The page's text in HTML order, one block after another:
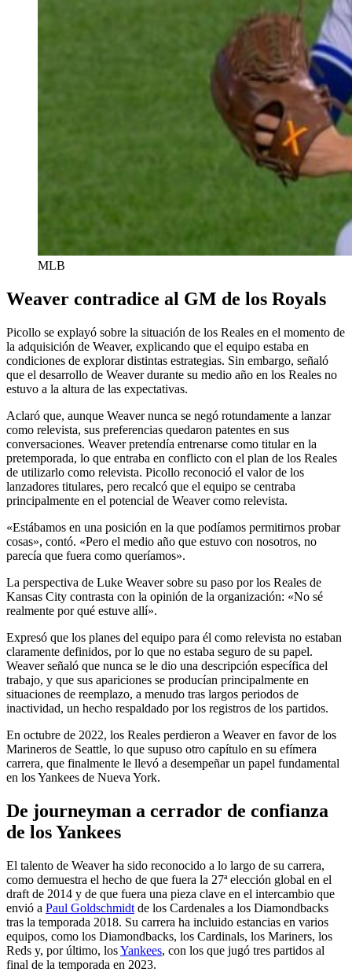
MLB
Weaver contradice al GM de los Royals
Picollo se explayó sobre la situación de los Reales en el momento de
la adquisición de Weaver, explicando que el equipo estaba en
condiciones de explorar distintas estrategias. Sin embargo, señaló
que el desarrollo de Weaver durante su medio año en los Reales no
estuvo a la altura de las expectativas.
Aclaró que, aunque Weaver nunca se negó rotundamente a lanzar
como relevista, sus preferencias quedaron patentes en sus
conversaciones. Weaver pretendía entrenarse como titular en la
pretemporada, lo que entraba en conflicto con el plan de los Reales
de utilizarlo como relevista. Picollo reconoció el valor de los
lanzadores titulares, pero recalcó que el equipo se centraba
principalmente en el potencial de Weaver como relevista.
«Estábamos en una posición en la que podíamos permitirnos probar
cosas», contó. «Pero el medio año que estuvo con nosotros, no
parecía que fuera como queríamos».
La perspectiva de Luke Weaver sobre su paso por los Reales de
Kansas City contrasta con la opinión de la organización: «No sé
realmente por qué estuve allí».
Expresó que los planes del equipo para él como relevista no estaban
claramente definidos, por lo que no estaba seguro de su papel.
Weaver señaló que nunca se le dio una descripción específica del
trabajo, y que sus apariciones se producían principalmente en
situaciones de reemplazo, a menudo tras largos periodos de
inactividad, un hecho respaldado por los registros de los partidos.
En octubre de 2022, los Reales perdieron a Weaver en favor de los
Marineros de Seattle, lo que supuso otro capítulo en su efímera
carrera, que finalmente le llevó a desempeñar un papel fundamental
en los Yankees de Nueva York.
De journeyman a cerrador de confianza
de los Yankees
El talento de Weaver ha sido reconocido a lo largo de su carrera,
como demuestra el hecho de que fuera la 27ª elección global en el
draft de 2014 y de que fuera una pieza clave en el intercambio que
envió a Paul Goldschmidt de los Cardenales a los Diamondbacks
tras la temporada 2018. Su carrera ha incluido estancias en varios
equipos, como los Diamondbacks, los Cardinals, los Mariners, los
Reds y, por último, losYankees, con los que jugó tres partidos al
final de la temporada en 2023.